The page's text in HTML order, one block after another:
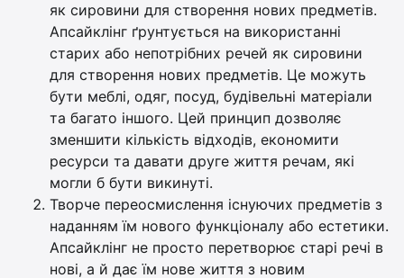
як сировини для створення нових предметів.
Апсайклінг ґрунтується на використанні
старих або непотрібних речей як сировини
для створення нових предметів. Це можуть
бути меблі, одяг, посуд, будівельні матеріали
та багато іншого. Цей принцип дозволяє
зменшити кількість відходів, економити
ресурси та давати друге життя речам, які
могли б бути викинуті.
Творче переосмислення існуючих предметів з
наданням їм нового функціоналу або естетики.
Апсайклінг не просто перетворює старі речі в
нові, а й дає їм нове життя з новим